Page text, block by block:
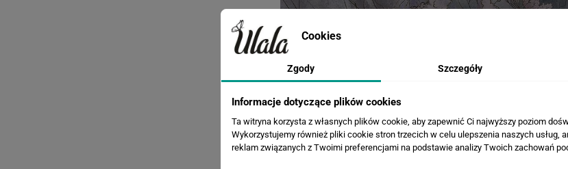
Cookies
Zgody Szczegóły
Informacje dotyczące plików cookies
Ta witryna korzysta z własnych plików cookie, aby zapewnić Ci najwyższy poziom
Wykorzystujemy również pliki cookie stron trzecich w celu ulepszenia naszych usług,
reklam związanych z Twoimi preferencjami na podstawie analizy Twoich zachowań